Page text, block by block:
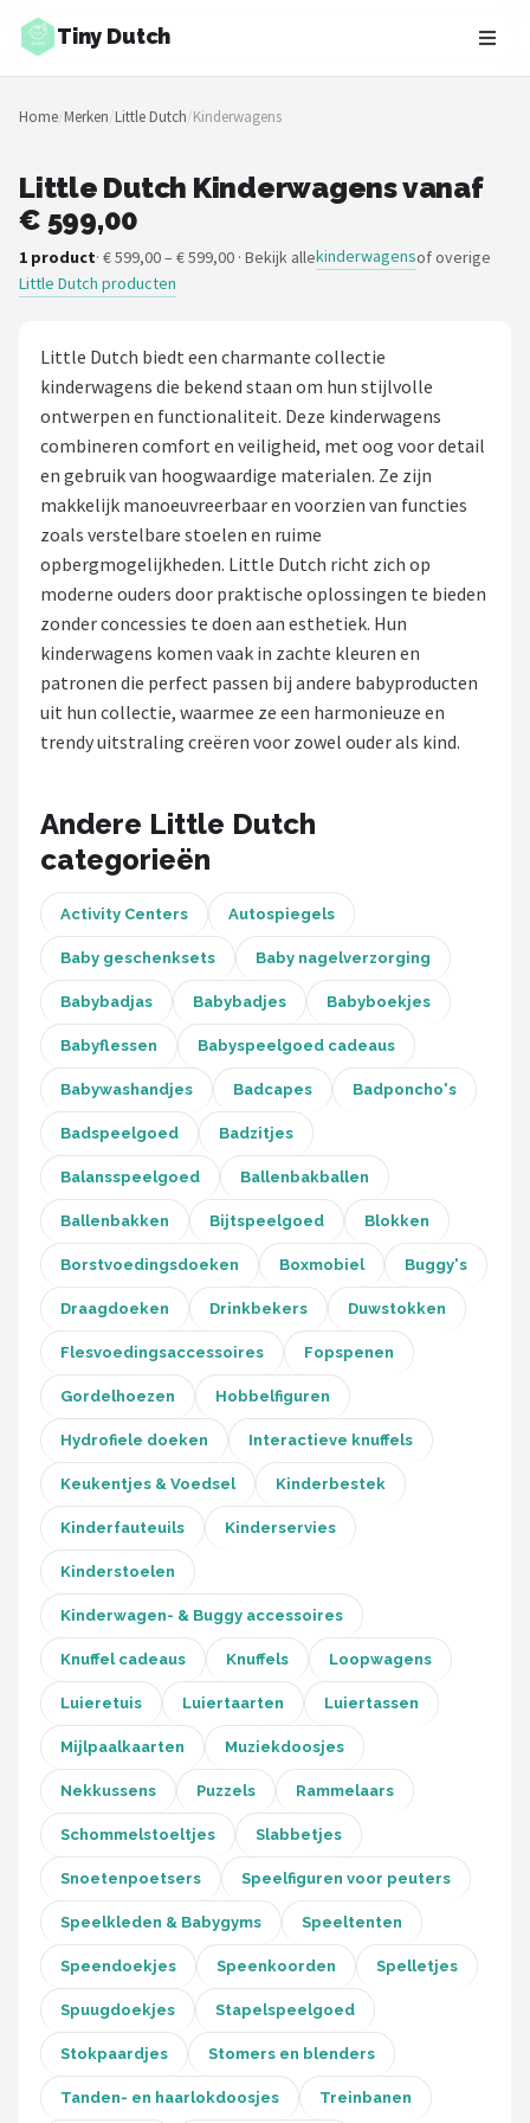
Tiny Dutch
Zoeken
NAVIGATIE
Merken
Blog
Knuffel Cadeaus
Babykleding Cadeaus
Blokken
Shop
POPULAIRE MERKEN
Jollein
Chouette-Chouette
Happy Horse
Soft Touch
FRIGG
Meyco
Stokke
Done by Deer
Funnies.
Alle merken →
Home/Merken/Little Dutch/Kinderwagens
Little Dutch Kinderwagens vanaf
€ 599,00
1 product· € 599,00 – € 599,00 · Bekijk allekinderwagensof overige
Little Dutch producten
Little Dutch biedt een charmante collectie
kinderwagens die bekend staan om hun stijlvolle
ontwerpen en functionaliteit. Deze kinderwagens
combineren comfort en veiligheid, met oog voor detail
en gebruik van hoogwaardige materialen. Ze zijn
makkelijk manoeuvreerbaar en voorzien van functies
zoals verstelbare stoelen en ruime
opbergmogelijkheden. Little Dutch richt zich op
moderne ouders door praktische oplossingen te bieden
zonder concessies te doen aan esthetiek. Hun
kinderwagens komen vaak in zachte kleuren en
patronen die perfect passen bij andere babyproducten
uit hun collectie, waarmee ze een harmonieuze en
trendy uitstraling creëren voor zowel ouder als kind.
Andere Little Dutch
categorieën
Activity Centers Autospiegels
Baby geschenksets Baby nagelverzorging
Babybadjas Babybadjes Babyboekjes
Babyflessen Babyspeelgoed cadeaus
Babywashandjes Badcapes Badponcho's
Badspeelgoed Badzitjes
Balansspeelgoed Ballenbakballen
Ballenbakken Bijtspeelgoed Blokken
Borstvoedingsdoeken Boxmobiel Buggy's
Draagdoeken Drinkbekers Duwstokken
Flesvoedingsaccessoires Fopspenen
Gordelhoezen Hobbelfiguren
Hydrofiele doeken Interactieve knuffels
Keukentjes & Voedsel Kinderbestek
Kinderfauteuils Kinderservies
Kinderstoelen
Kinderwagen- & Buggy accessoires
Knuffel cadeaus Knuffels Loopwagens
Luieretuis Luiertaarten Luiertassen
Mijlpaalkaarten Muziekdoosjes
Nekkussens Puzzels Rammelaars
Schommelstoeltjes Slabbetjes
Snoetenpoetsers Speelfiguren voor peuters
Speelkleden & Babygyms Speeltenten
Speendoekjes Speenkoorden Spelletjes
Spuugdoekjes Stapelspeelgoed
Stokpaardjes Stomers en blenders
Tanden- en haarlokdoosjes Treinbanen